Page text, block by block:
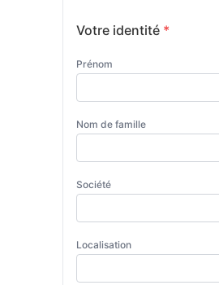
Votre identité *
Prénom
Nom de famille
Société
Localisation